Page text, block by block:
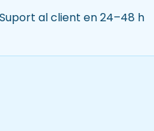
al client en 24–48 h